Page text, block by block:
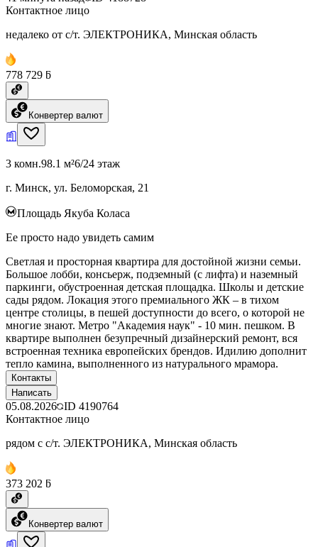
Контактное лицо
недалеко от с/т. ЭЛЕКТРОНИКА, Минская область
778 729 ƃ
Конвертер валют
3 комн.98.1 м²6/24 этаж
г. Минск, ул. Беломорская, 21
Площадь Якуба Коласа
Ее просто надо увидеть самим
Светлая и просторная квартира для достойной жизни семьи.
Большое лобби, консьерж, подземный (с лифта) и наземный
паркинги, обустроенная детская площадка. Школы и детские
сады рядом. Локация этого премиального ЖК – в тихом
центре столицы, в пешей доступности до всего, о которой не
многие знают. Метро "Академия наук" - 10 мин. пешком. В
квартире выполнен безупречный дизайнерский ремонт, вся
встроенная техника европейских брендов. Идилию дополнит
тепло камина, выполненного из натурального мрамора.
Контакты
Написать
05.08.2026 ID 4190764
Контактное лицо
рядом с с/т. ЭЛЕКТРОНИКА, Минская область
373 202 ƃ
Конвертер валют